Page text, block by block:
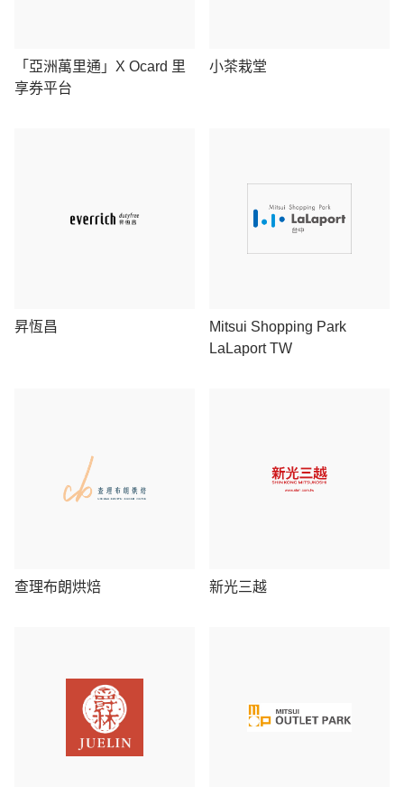
「亞洲萬里通」X Ocard 里
享券平台
小茶栽堂
昇恆昌
Mitsui Shopping Park
LaLaport TW
查理布朗烘焙 新光三越